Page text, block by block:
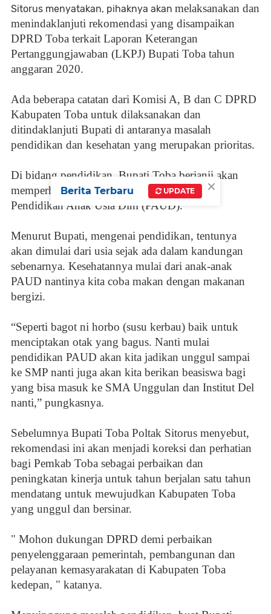
Sitorus menyatakan, pihaknya akan melaksanakan dan
menindaklanjuti rekomendasi yang disampaikan
DPRD Toba terkait Laporan Keterangan
Pertanggungjawaban (LKPJ) Bupati Toba tahun
anggaran 2020.
Ada beberapa catatan dari Komisi A, B dan C DPRD
Kabupaten Toba untuk dilaksanakan dan
ditindaklanjuti Bupati di antaranya masalah
pendidikan dan kesehatan yang merupakan prioritas.
Di bidang pendidikan, Bupati Toba berjanji akan
memperhatikan gizi pada anak, khususnya
Pendidikan Anak Usia Dini (PAUD).
Menurut Bupati, mengenai pendidikan, tentunya
akan dimulai dari usia sejak ada dalam kandungan
sebenarnya. Kesehatannya mulai dari anak-anak
PAUD nantinya kita coba makan dengan makanan
bergizi.
“Seperti bagot ni horbo (susu kerbau) baik untuk
menciptakan otak yang bagus. Nanti mulai
pendidikan PAUD akan kita jadikan unggul sampai
ke SMP nanti juga akan kita berikan beasiswa bagi
yang bisa masuk ke SMA Unggulan dan Institut Del
nanti,” pungkasnya.
Sebelumnya Bupati Toba Poltak Sitorus menyebut,
rekomendasi ini akan menjadi koreksi dan perhatian
bagi Pemkab Toba sebagai perbaikan dan
peningkatan kinerja untuk tahun berjalan satu tahun
mendatang untuk mewujudkan Kabupaten Toba
yang unggul dan bersinar.
" Mohon dukungan DPRD demi perbaikan
penyelenggaraan pemerintah, pembangunan dan
pelayanan kemasyarakatan di Kabupaten Toba
kedepan, " katanya.
×
Berita Terbaru UPDATE